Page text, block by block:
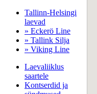
Tallinn-Helsingi
laevad
» Eckerö Line
» Tallink Silja
» Viking Line
Laevaliiklus
saartele
Kontserdid ja